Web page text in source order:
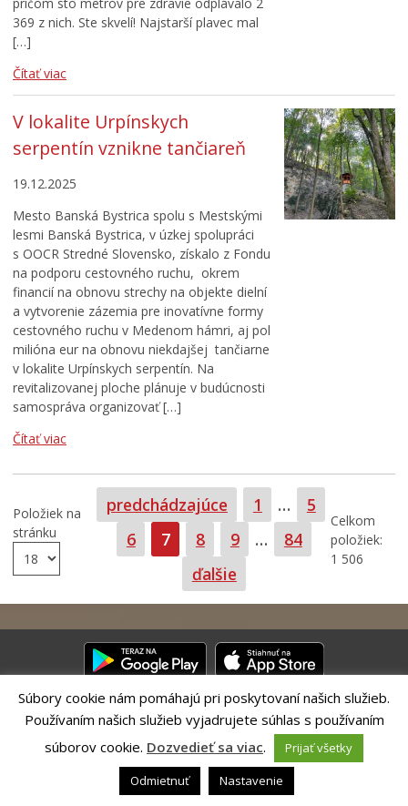
369 z nich. Ste skvelí! Najstarší plavec mal
[…]
Čítať viac
V lokalite Urpínskych
serpentín vznikne tančiareň
19.12.2025
Mesto Banská Bystrica spolu s Mestskými
lesmi Banská Bystrica, v úzkej spolupráci
s OOCR Stredné Slovensko, získalo z Fondu
na podporu cestovného ruchu, okrem
financií na obnovu strechy na objekte dielní
a vytvorenie zázemia pre inovatívne formy
cestovného ruchu v Medenom hámri, aj pol
milióna eur na obnovu niekdajšej tančiarne
v lokalite Urpínskych serpentín. Na
revitalizovanej ploche plánuje v budúcnosti
samospráva organizovať […]
Čítať viac
Položiek na
stránku
predchádzajúce Strana
1 … Strana
5
Strana
6 Strana
7 Strana
8 Strana
9 … Strana
84
ďalšie
Celkom
položiek:
1 506
Riešenie CITIO 2.0| Technický prevádzkovateľ – MVI Technology sk,
s.r.o.
Správca webového sídla: Mesto Banská Bystrica, Československej
armády 26, 97401 Banská Bystrica,webmaster@banskabystrica.sk
Vyhlásenie o prístupnosti
|Ochrana osobných údajov
Súbory cookie nám pomáhajú pri poskytovaní našich služieb.
Používaním našich služieb vyjadrujete súhlas s používaním
súborov cookie. Dozvedieť sa viac.
Prijať všetky
Odmietnuť
Nastavenie